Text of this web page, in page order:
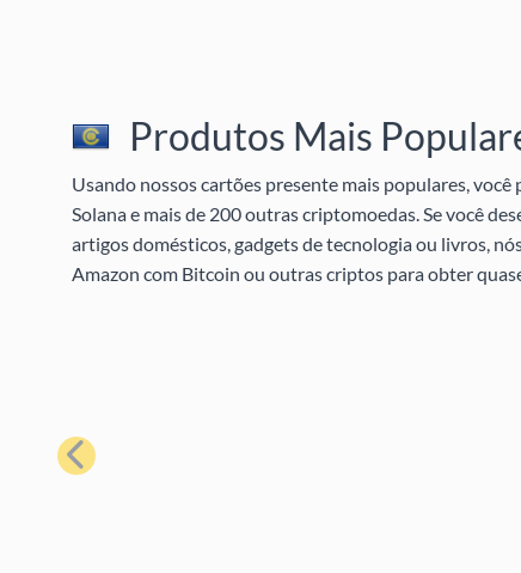
Produtos Mais
Usando nossos cartões presente mais populares,
Solana e mais de 200 outras criptomoedas. Se você
artigos domésticos, gadgets de tecnologia ou livros,
Amazon com Bitcoin ou outras criptos para obter
Anterior